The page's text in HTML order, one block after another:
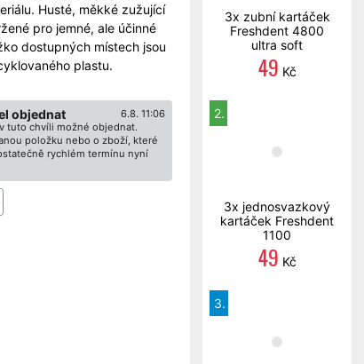
Husté, měkké zužující
pro jemné, ale účinné
dostupných místech jsou
plastu.
6.8. 11:06
objednat
tuto chvíli možné objednat.
položku nebo o zboží, které
rychlém termínu nyní
3x zubní kartáček
Freshdent 4800
ultra soft
49 Kč
2.
3x jednosvazkový
kartáček Freshdent
1100
49 Kč
3.